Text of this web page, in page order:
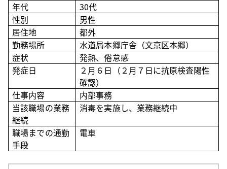
年代
30代
性別
男性
居住地
都外
勤務場所
水道局本郷庁舎（文京区本郷）
症状
発熱、倦怠感
発症日
２月６日（２月７日に抗原検査陽性
確認）
仕事内容
内部事務
当該職場の業務
継続
消毒を実施し、業務継続中
職場までの通勤
手段
電車